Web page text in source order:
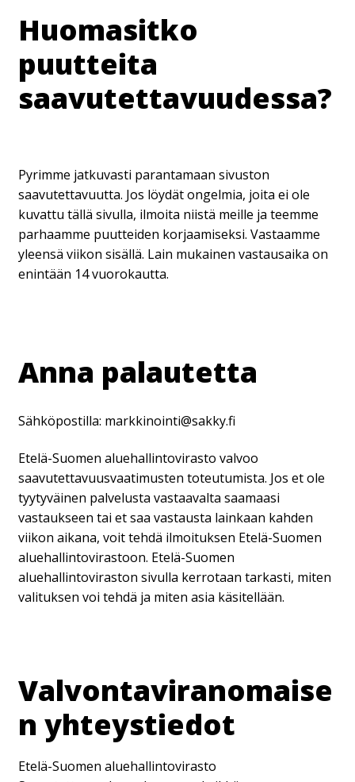
Huomasitko
puutteita
saavutettavuudessa?
Pyrimme jatkuvasti parantamaan sivuston
saavutettavuutta. Jos löydät ongelmia, joita ei ole
kuvattu tällä sivulla, ilmoita niistä meille ja teemme
parhaamme puutteiden korjaamiseksi. Vastaamme
yleensä viikon sisällä. Lain mukainen vastausaika on
enintään 14 vuorokautta.
Anna palautetta
Sähköpostilla: markkinointi@sakky.fi
Etelä-Suomen aluehallintovirasto valvoo
saavutettavuusvaatimusten toteutumista. Jos et ole
tyytyväinen palvelusta vastaavalta saamaasi
vastaukseen tai et saa vastausta lainkaan kahden
viikon aikana, voit tehdä ilmoituksen Etelä-Suomen
aluehallintovirastoon. Etelä-Suomen
aluehallintoviraston sivulla kerrotaan tarkasti, miten
valituksen voi tehdä ja miten asia käsitellään.
Valvontaviranomaise
n yhteystiedot
Etelä-Suomen aluehallintovirasto